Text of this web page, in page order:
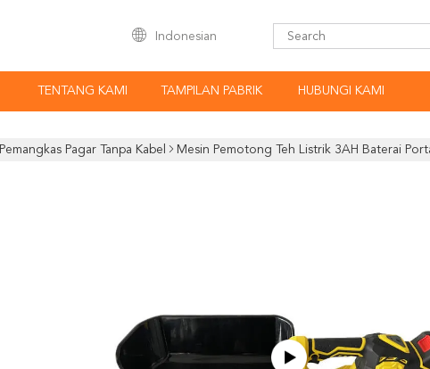
Indonesian
TENTANG KAMI TAMPILAN PABRIK HUBUNGI KAMI
Pemangkas Pagar Tanpa Kabel Mesin Pemotong Teh Listrik 3AH Baterai